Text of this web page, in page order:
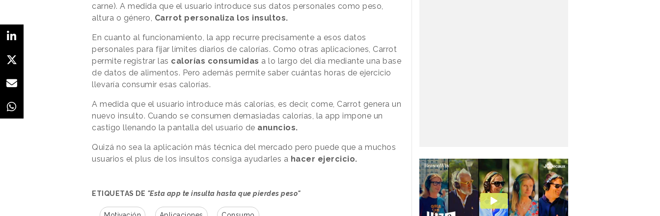
carne). A medida que el usuario introduce sus datos personales como peso,
altura o género, Carrot personaliza los insultos.
En cuanto al funcionamiento, la app recurre precisamente a esos datos
personales para fijar límites diarios de calorías. Como otras aplicaciones, Carrot
permite registrar las calorías consumidas a lo largo del día mediante una base
de datos de alimentos. Pero además permite saber cuántas horas de ejercicio
llevaría consumir esas calorías.
A medida que el usuario introduce más calorías, es decir, come, Carrot genera un
nuevo insulto. Cuando se consumen demasiadas calorías, la app impone un
castigo llenando la pantalla del usuario de anuncios.
Quizá no sea la aplicación más técnica del mercado pero puede que a muchos
usuarios el plus de los insultos consiga ayudarles a hacer ejercicio.
ETIQUETAS DE "Esta app te insulta hasta que pierdes peso"